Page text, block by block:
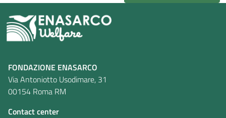
FONDAZIONE ENASARCO
Via Antoniotto Usodimare, 31
00154 Roma RM
Contact center